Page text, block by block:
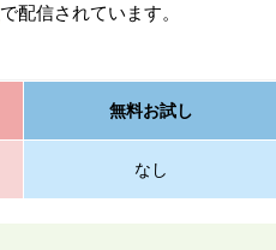
で配信されています。
無料お試し
なし